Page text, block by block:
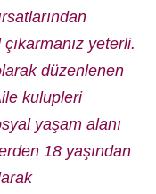
yeterli.
düzenlenen
kulupleri
yaşam alanı
18 yaşından